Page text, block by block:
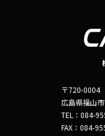
〒720-0004
広島県福山
TEL：084-
FAX：084-